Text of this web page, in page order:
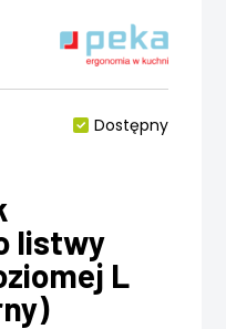
Dostępny
listwy
L